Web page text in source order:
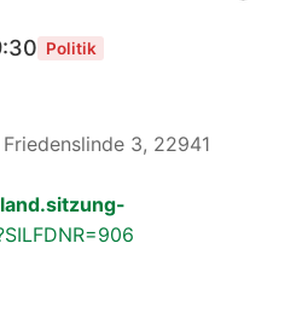
Politik
3, 22941